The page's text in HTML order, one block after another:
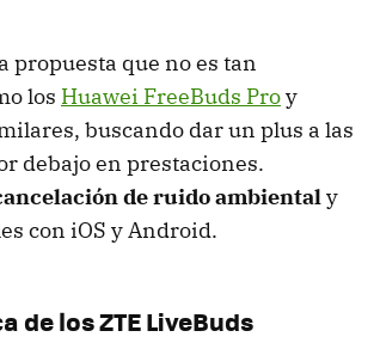
propuesta que no es tan
los Huawei FreeBuds Proy
buscando dar un plus a las
debajo en prestaciones.
de ruido ambientaly
con iOS y Android.
de los ZTE LiveBuds